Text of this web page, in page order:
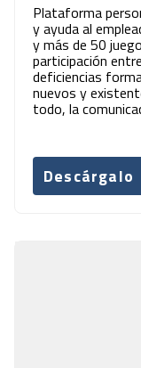
Plataforma
y ayuda al
y más de 50
participación
deficiencias
nuevos y
todo, la
Descárgalo